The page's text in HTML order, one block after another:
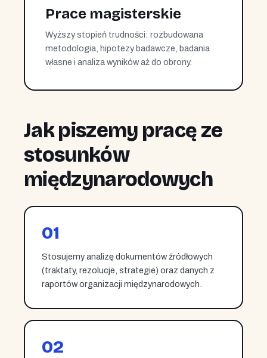
Prace magisterskie
Wyższy stopień trudności: rozbudowana
metodologia, hipotezy badawcze, badania
własne i analiza wyników aż do obrony.
Jak piszemy pracę ze
stosunków
międzynarodowych
01
Stosujemy analizę dokumentów źródłowych
(traktaty, rezolucje, strategie) oraz danych z
raportów organizacji międzynarodowych.
02